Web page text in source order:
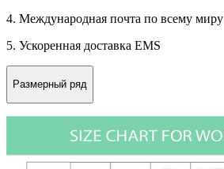
4. Международная почта по всему миру
5. Ускоренная доставка EMS
Размерный ряд